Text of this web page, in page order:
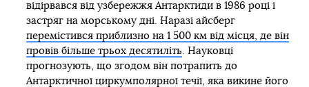
відірвався від узбережжя Антарктиди в 1986 році і
застряг на морському дні. Наразі айсберг
перемістився приблизно на 1 500 км від місця, де він
провів більше трьох десятиліть . Науковці
прогнозують, що згодом він потрапить до
Антарктичної циркумполярної течії, яка викине його